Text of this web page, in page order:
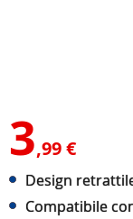
3,99 €
Design
Compatibile